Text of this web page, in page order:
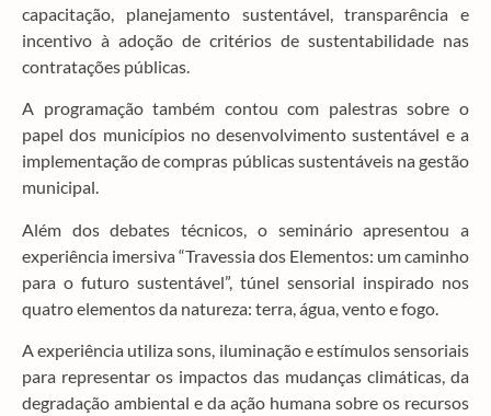
capacitação, planejamento sustentável, transparência e
incentivo à adoção de critérios de sustentabilidade nas
contratações públicas.
A programação também contou com palestras sobre o
papel dos municípios no desenvolvimento sustentável e a
implementação de compras públicas sustentáveis na gestão
municipal.
Além dos debates técnicos, o seminário apresentou a
experiência imersiva “Travessia dos Elementos: um caminho
para o futuro sustentável”, túnel sensorial inspirado nos
quatro elementos da natureza: terra, água, vento e fogo.
A experiência utiliza sons, iluminação e estímulos sensoriais
para representar os impactos das mudanças climáticas, da
degradação ambiental e da ação humana sobre os recursos